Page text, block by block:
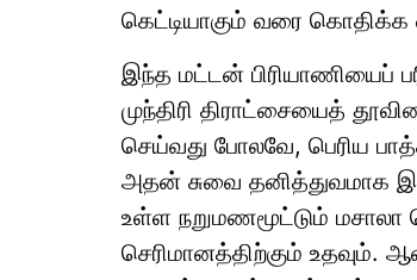
கெட்டியாகும் வரை
இந்த மட்டன் பிரியாணியைப்
முந்திரி திராட்சையைத்
செய்வது போலவே, பெரிய
அதன் சுவை தனித்துவமாக
உள்ள நறுமணமூட்டும்
செரிமானத்திற்கும்